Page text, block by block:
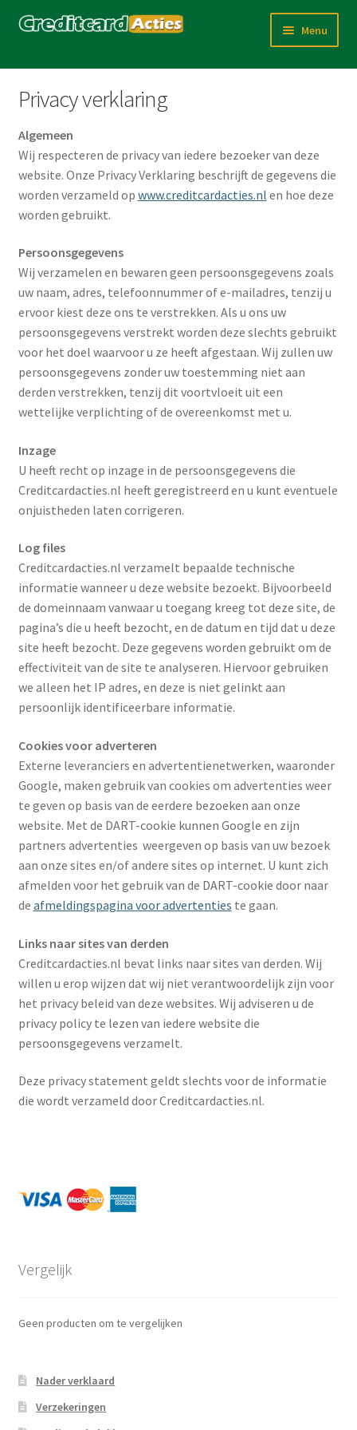
Ga
Ga
inhoud
Menu
Home
Contactgegevens CreditcardActies.nl
Contactgegevens van onze partners
Creditcard blokkeren bij verlies of diefstal
Disclaimer
Privacy verklaring
Verzekeringen gekoppeld aan uw creditcard
Visa Card
MasterCard
American Express
Business Cards
Privacy verklaring
Algemeen
Wij respecteren de privacy van iedere bezoeker van deze
website. Onze Privacy Verklaring beschrijft de gegevens die
worden verzameld op www.creditcardacties.nl en hoe deze
worden gebruikt.
Persoonsgegevens
Wij verzamelen en bewaren geen persoonsgegevens zoals
uw naam, adres, telefoonnummer of e-mailadres, tenzij u
ervoor kiest deze ons te verstrekken. Als u ons uw
persoonsgegevens verstrekt worden deze slechts gebruikt
voor het doel waarvoor u ze heeft afgestaan. Wij zullen uw
persoonsgegevens zonder uw toestemming niet aan
derden verstrekken, tenzij dit voortvloeit uit een
wettelijke verplichting of de overeenkomst met u.
Inzage
U heeft recht op inzage in de persoonsgegevens die
Creditcardacties.nl heeft geregistreerd en u kunt eventuele
onjuistheden laten corrigeren.
Log files
Creditcardacties.nl verzamelt bepaalde technische
informatie wanneer u deze website bezoekt. Bijvoorbeeld
de domeinnaam vanwaar u toegang kreeg tot deze site, de
pagina’s die u heeft bezocht, en de datum en tijd dat u deze
site heeft bezocht. Deze gegevens worden gebruikt om de
effectiviteit van de site te analyseren. Hiervoor gebruiken
we alleen het IP adres, en deze is niet gelinkt aan
persoonlijk identificeerbare informatie.
Cookies voor adverteren
Externe leveranciers en advertentienetwerken, waaronder
Google, maken gebruik van cookies om advertenties weer
te geven op basis van de eerdere bezoeken aan onze
website. Met de DART-cookie kunnen Google en zijn
partners advertenties weergeven op basis van uw bezoek
aan onze sites en/of andere sites op internet. U kunt zich
afmelden voor het gebruik van de DART-cookie door naar
de afmeldingspagina voor advertenties te gaan.
Links naar sites van derden
Creditcardacties.nl bevat links naar sites van derden. Wij
willen u erop wijzen dat wij niet verantwoordelijk zijn voor
het privacy beleid van deze websites. Wij adviseren u de
privacy policy te lezen van iedere website die
persoonsgegevens verzamelt.
Deze privacy statement geldt slechts voor de informatie
die wordt verzameld door Creditcardacties.nl.
Vergelijk
Geen producten om te vergelijken
Nader verklaard
Verzekeringen